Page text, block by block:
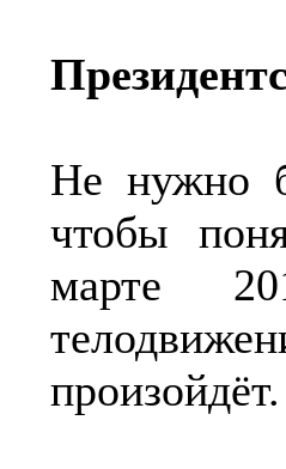
Не нужно
чтобы
марте
произойдёт.